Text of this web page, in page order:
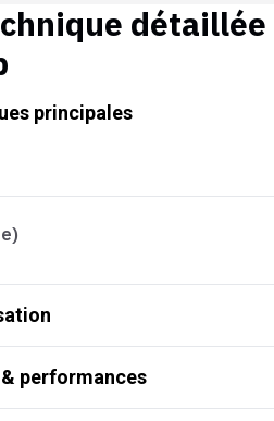
détaillée
principales
performances